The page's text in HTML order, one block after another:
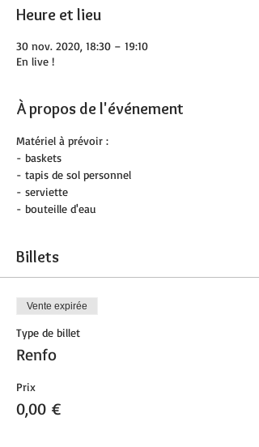
Heure et lieu
30 nov. 2020, 18:30 – 19:10
En live !
À propos de l'événement
Matériel à prévoir :
- baskets
- tapis de sol personnel
- serviette
- bouteille d'eau
Billets
Vente expirée
Type de billet
Renfo
Prix
0,00 €